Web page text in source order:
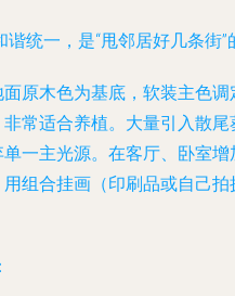
统一，是“甩邻居好几条街”
原木色为基底，软装主色
常适合养植。大量引入散
一主光源。在客厅、卧室
组合挂画（印刷品或自己